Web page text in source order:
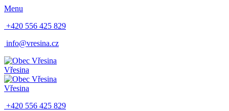
Menu
+420 556 425 829
info@vresina.cz
Vřesina
Vřesina
+420 556 425 829